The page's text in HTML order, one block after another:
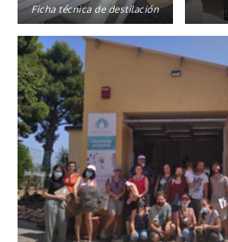
Ficha técnica de destilación